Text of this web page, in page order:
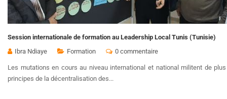
Session internationale de formation au Leadership Local Tunis (Tunisie)
Ibra Ndiaye
Formation 0 commentaire
Les mutations en cours au niveau international et national militent de
principes de la décentralisation des...